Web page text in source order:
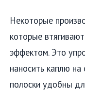
Некоторые
которые
эффектом. Это
наносить каплю
полоски удобны